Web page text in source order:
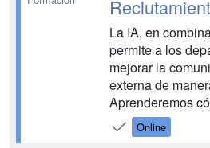
La IA, en
permite a los
mejorar la
externa de
Aprenderemos
generados por
para facilitar la
Online